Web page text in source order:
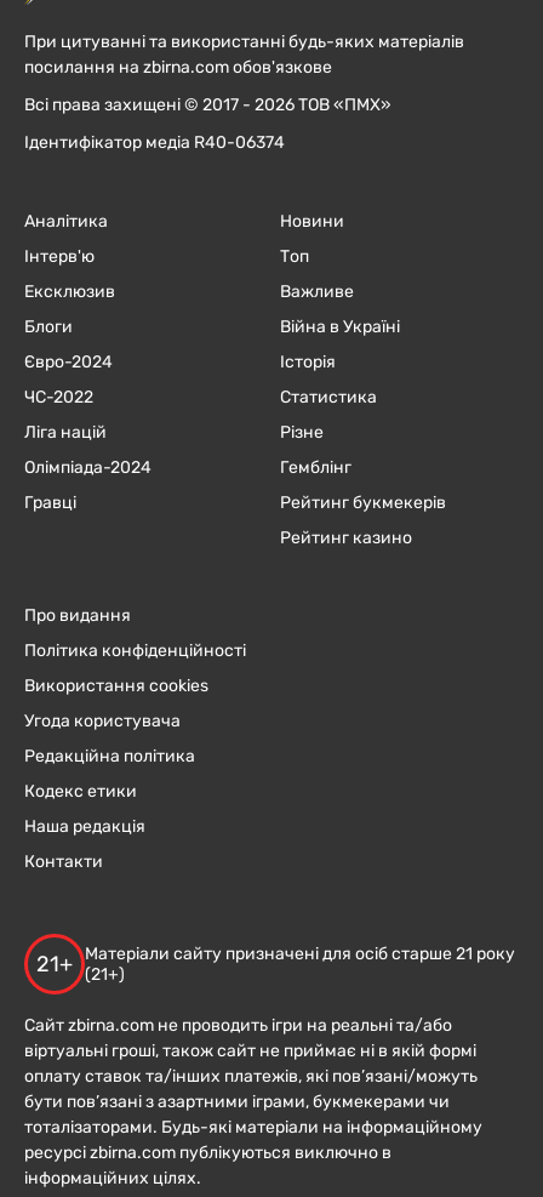
При цитуванні та використанні будь-яких матеріалів
посилання на zbirna.com обов'язкове
Всі права захищені © 2017 - 2026 ТОВ «ПМХ»
Ідентифікатор медіа R40-06374
Аналітика
Інтерв'ю
Ексклюзив
Блоги
Євро-2024
ЧC-2022
Ліга націй
Олімпіада-2024
Гравці
Новини
Топ
Важливе
Війна в Україні
Історія
Статистика
Різне
Гемблінг
Рейтинг букмекерів
Рейтинг казино
Про видання
Політика конфіденційності
Використання cookies
Угода користувача
Редакційна політика
Кодекс етики
Наша редакція
Контакти
21+
Матеріали сайту призначені для осіб старше 21 року
(21+)
Сайт zbirna.com не проводить ігри на реальні та/або
віртуальні гроші, також сайт не приймає ні в якій формі
оплату ставок та/інших платежів, які пов’язані/можуть
бути пов’язані з азартними іграми, букмекерами чи
тоталізаторами. Будь-які матеріали на інформаційному
ресурсі zbirna.com публікуються виключно в
інформаційних цілях.